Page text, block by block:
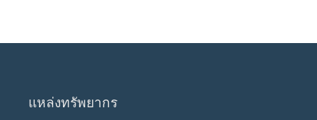
แหล่งทรัพยากร